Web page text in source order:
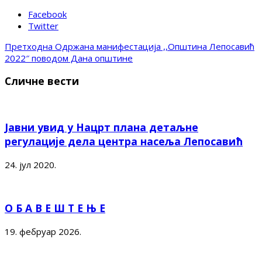
Facebook
Twitter
Претходна Одржана манифестација ,,Општина Лепосавић
2022″ поводом Дана општине
Сличне вести
Јавни увид у Нацрт плана детаљне
регулације дела центра насеља Лепосавић
24. јул 2020.
О Б А В Е Ш Т Е Њ Е
19. фебруар 2026.